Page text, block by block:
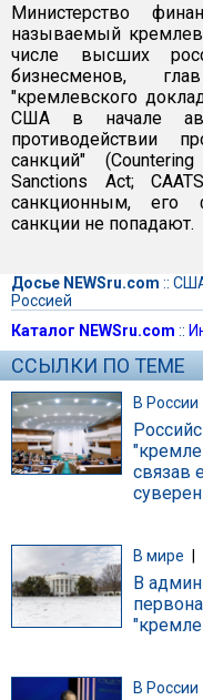
Министерство
называемый
числе высших
бизнесменов,
"кремлевского
США в начале
противодействии
санкций"
Sanctions Act;
санкционным, его
санкции не попадают.
Досье NEWSru.com ::
Россией
Каталог NEWSru.com ::
ССЫЛКИ ПО ТЕМЕ
В России
связав
В мире
В
В России